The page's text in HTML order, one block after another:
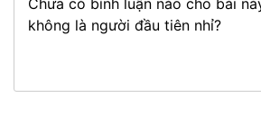
Chưa có bình luận nào cho bài
không là người đầu tiên nhỉ?